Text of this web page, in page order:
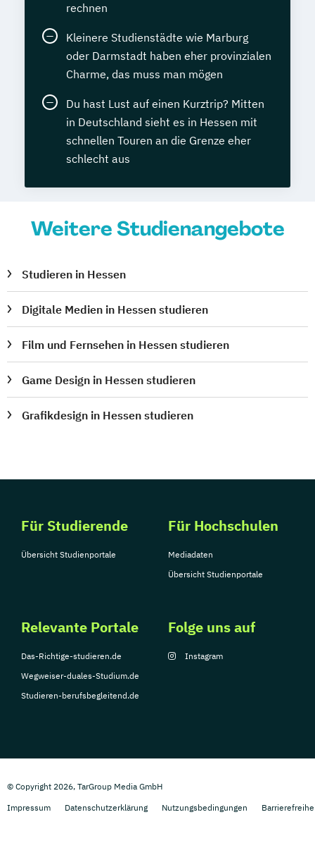
rechnen
Kleinere Studienstädte wie Marburg
oder Darmstadt haben eher provinzialen
Charme, das muss man mögen
Du hast Lust auf einen Kurztrip? Mitten
in Deutschland sieht es in Hessen mit
schnellen Touren an die Grenze eher
schlecht aus
Weitere Studienangebote
Studieren in Hessen
Digitale Medien in Hessen studieren
Film und Fernsehen in Hessen studieren
Game Design in Hessen studieren
Grafikdesign in Hessen studieren
Für Studierende
Übersicht Studienportale
Für Hochschulen
Mediadaten
Übersicht Studienportale
Relevante Portale
Das-Richtige-studieren.de
Wegweiser-duales-Studium.de
Studieren-berufsbegleitend.de
Folge uns auf
Instagram
© Copyright 2026, TarGroup Media GmbH
Impressum
Datenschutzerklärung Nutzungsbedingungen